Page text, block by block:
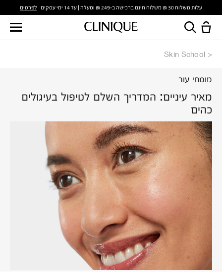
עלות משלוח 30 ₪ משלוח חינם ברכישה ב-249 ₪ ומעלה | עד 14 ימי עסקים לפרטים
Skin School
מומחי עור
מאיר עיניים: המדריך השלם לטיפול בעיגולים
כהים